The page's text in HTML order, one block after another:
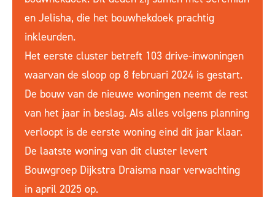
en Jelisha, die het bouwhekdoek prachtig
inkleurden.
Het eerste cluster betreft 103 drive-inwoningen
waarvan de sloop op 8 februari 2024 is gestart.
De bouw van de nieuwe woningen neemt de rest
van het jaar in beslag. Als alles volgens planning
verloopt is de eerste woning eind dit jaar klaar.
De laatste woning van dit cluster levert
Bouwgroep Dijkstra Draisma naar verwachting
in april 2025 op.